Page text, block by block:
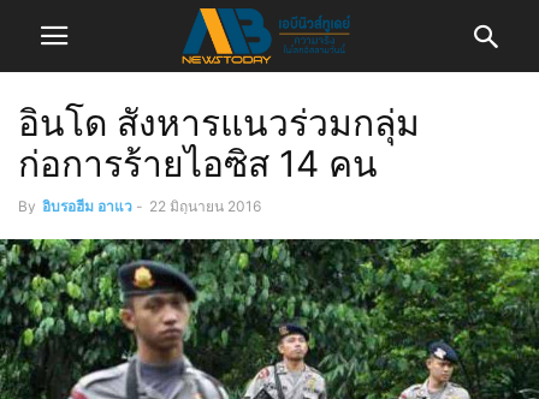
อินโด สังหารแนวร่วมกลุ่ม
ก่อการร้ายไอซิส 14 คน
By อิบรอฮีม อาแว - 22 มิถุนายน 2016